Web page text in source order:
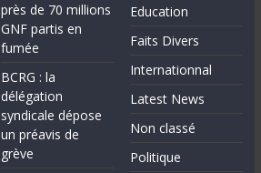
près de 70 millions
GNF partis en
fumée
BCRG : la
délégation
syndicale dépose
un préavis de
grève
Education
Faits Divers
Internationnal
Latest News
Non classé
Politique